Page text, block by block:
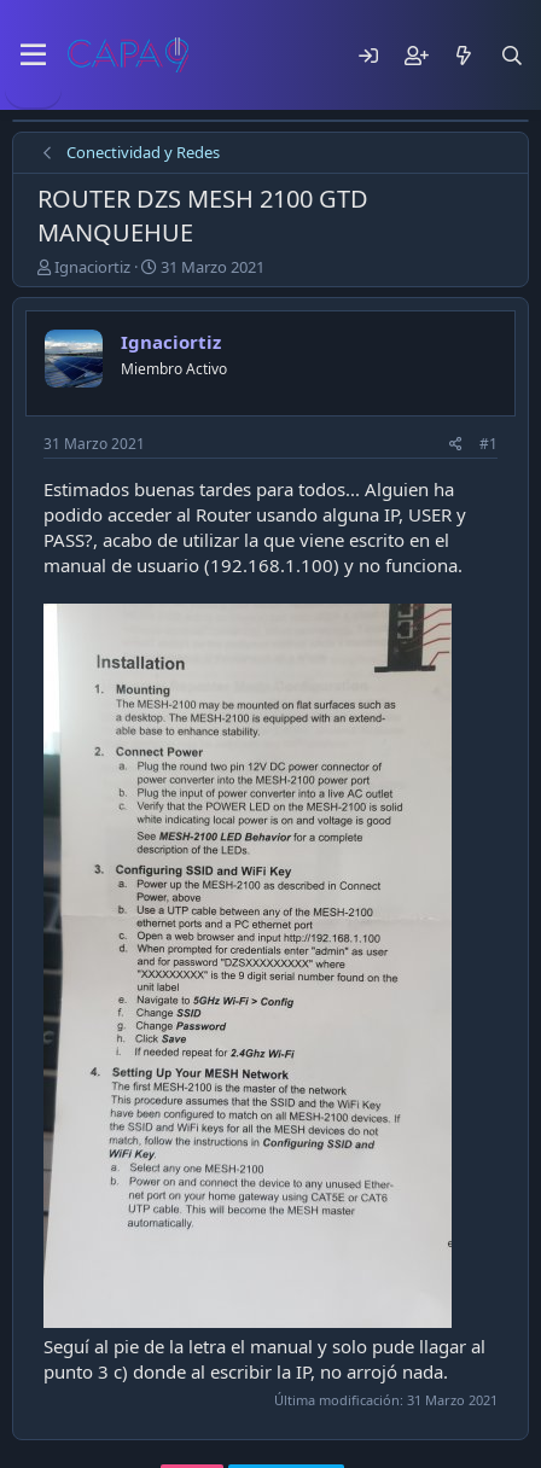
Conectividad y Redes
ROUTER DZS MESH 2100 GTD
MANQUEHUE
E
m
p
e
z
ó
l
t
e
m
Ignaciortiz
F
e
c
a
d
p
b
l
c
a
c
31 Marzo 2021
Ignaciortiz
Miembro Activo
31 Marzo 2021 #1
Estimados buenas tardes para todos... Alguien ha
podido acceder al Router usando alguna IP, USER y
PASS?, acabo de utilizar la que viene escrito en el
manual de usuario (192.168.1.100) y no funciona.
Seguí al pie de la letra el manual y solo pude llagar al
punto 3 c) donde al escribir la IP, no arrojó nada.
Última modificación: 31 Marzo 2021